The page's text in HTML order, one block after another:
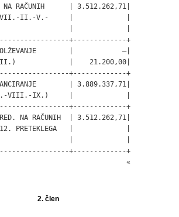
RAČUNIH      | 3.512.262,71|
II.-V.-     |             |
|             |
+-------------+
|            –|
|    21.200,00|
+-------------+
| 3.889.337,71|
VIII.-IX.)     |             |
+-------------+
NA RAČUNIH  | 3.512.262,71|
PRETEKLEGA   |             |
|             |
+-------------+
2. člen